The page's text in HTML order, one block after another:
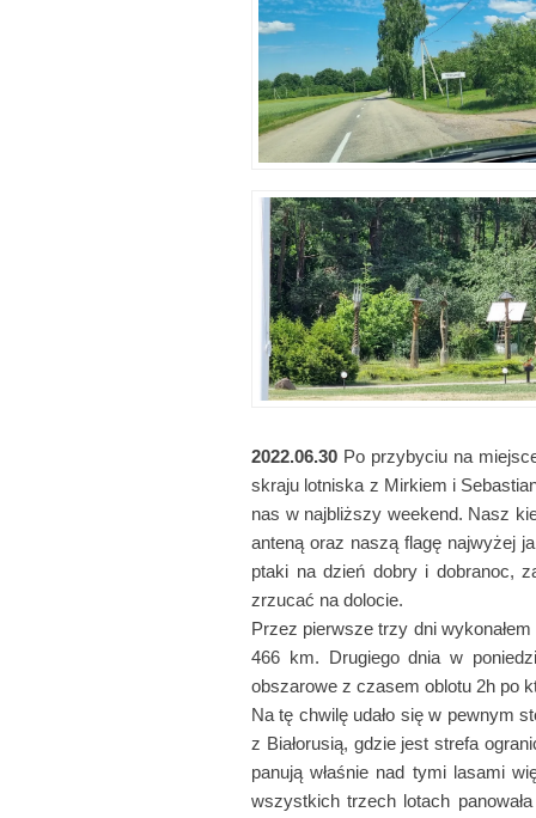
2022.06.30 Po przybyciu na
skraju lotniska z Mirkiem i
nas w najbliższy weekend. Nasz
anteną oraz naszą flagę najwyżej
ptaki na dzień dobry i dobranoc,
zrzucać na dolocie.
Przez pierwsze trzy dni
466 km. Drugiego dnia w
obszarowe z czasem oblotu 2h po
Na tę chwilę udało się w pewnym
z Białorusią, gdzie jest strefa
panują właśnie nad tymi lasami
wszystkich trzech lotach